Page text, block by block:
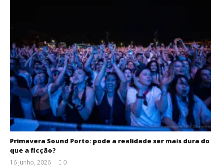
Primavera Sound Porto: pode a realidade ser mais dura do
que a ficção?
16 Junho, 2026
0